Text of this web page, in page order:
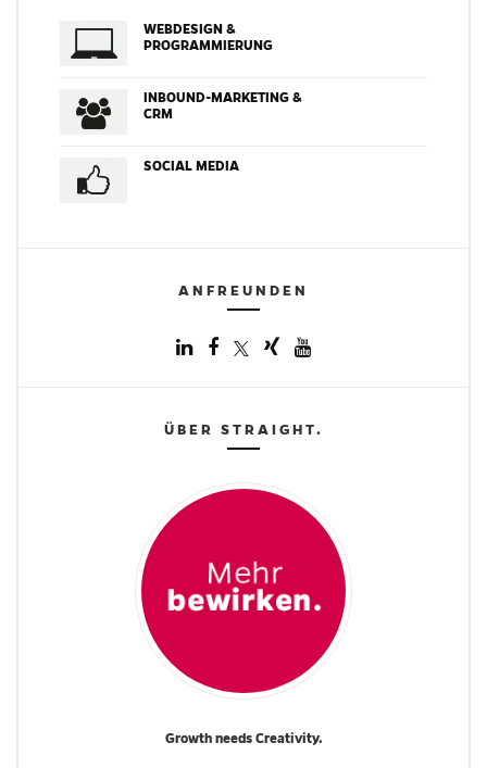
WEBDESIGN &
PROGRAMMIERUNG
INBOUND-MARKETING &
CRM
SOCIAL MEDIA
ANFREUNDEN
ÜBER STRAIGHT.
Growth needs Creativity.